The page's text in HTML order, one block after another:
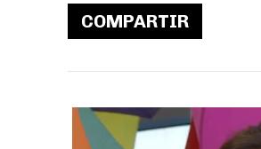
COMPARTIR